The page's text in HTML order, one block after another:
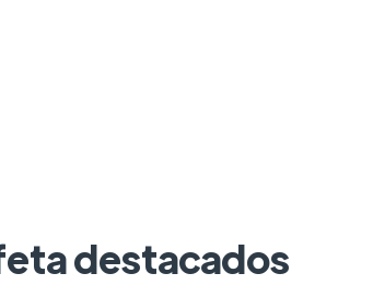
destacados